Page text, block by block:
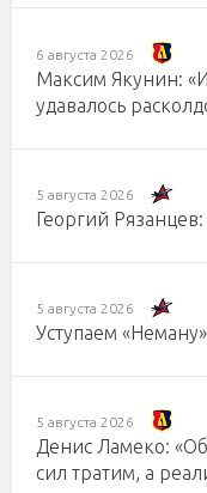
6 августа 2026
Максим Якунин:
удавалось
5 августа 2026
Георгий
5 августа 2026
Уступаем
5 августа 2026
Денис Ламеко:
сил тратим, а